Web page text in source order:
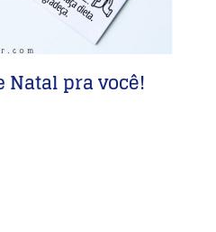
Natal pra você!